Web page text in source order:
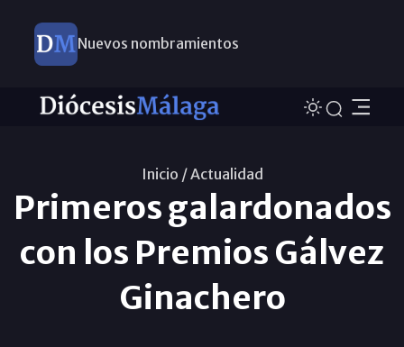
Nuevos nombramientos
Inicio /Actualidad
Primeros galardonados
con los Premios Gálvez
Ginachero